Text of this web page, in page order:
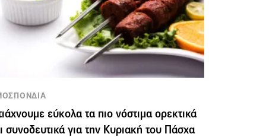
εύκολα τα πιο νόστιμα ορεκτικά
συνοδευτικά για την Κυριακή του Πάσχα